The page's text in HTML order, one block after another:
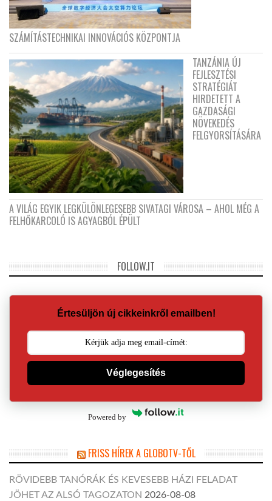
SZÁMÍTÁSTECHNIKAI INNOVÁCIÓS KÖZPONTJA
TANZÁNIA ÚJ
FEJLESZTÉSI
STRATÉGIÁT
HIRDETETT A
GAZDASÁGI
NÖVEKEDÉS
FELGYORSÍTÁSÁRA
A VILÁG EGYIK LEGKÜLÖNLEGESEBB SIVATAGI VÁROSA – AHOL MÉG A
FELHŐKARCOLÓ IS AGYAGBÓL ÉPÜLT
FOLLOW.IT
Értesüljön új cikkeinkről emailben!
Véglegesítés
Powered by
FRISS HÍREK A GLOBOTV-TŐL
RÖVIDEBB TANÓRÁK ÉS KEVESEBB HÁZI FELADAT
JÖHET AZ ALSÓ TAGOZATON 2026-08-08